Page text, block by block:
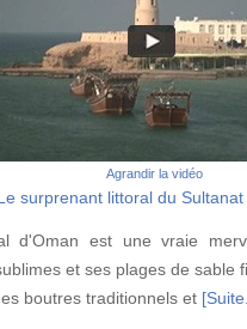
Agrandir la vidéo
surprenant littoral du Sultanat
d'Oman est une vraie
et ses plages de sable
boutres traditionnels et